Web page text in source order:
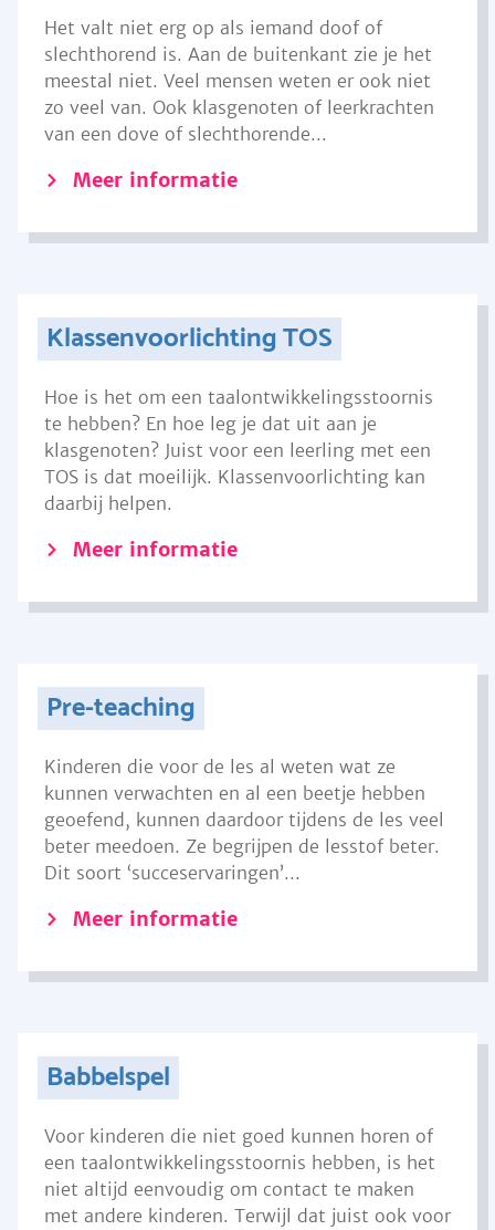
Het valt niet erg op als iemand doof of
slechthorend is. Aan de buitenkant zie je het
meestal niet. Veel mensen weten er ook niet
zo veel van. Ook klasgenoten of leerkrachten
van een dove of slechthorende...
Meer informatie
Klassenvoorlichting TOS
Hoe is het om een taalontwikkelingsstoornis
te hebben? En hoe leg je dat uit aan je
klasgenoten? Juist voor een leerling met een
TOS is dat moeilijk. Klassenvoorlichting kan
daarbij helpen.
Meer informatie
Pre-teaching
Kinderen die voor de les al weten wat ze
kunnen verwachten en al een beetje hebben
geoefend, kunnen daardoor tijdens de les veel
beter meedoen. Ze begrijpen de lesstof beter.
Dit soort ‘succeservaringen’...
Meer informatie
Babbelspel
Voor kinderen die niet goed kunnen horen of
een taalontwikkelingsstoornis hebben, is het
niet altijd eenvoudig om contact te maken
met andere kinderen. Terwijl dat juist ook voor